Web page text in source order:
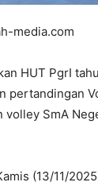
media.com
HUT PgrI
pertandingan
volley SmA
(13/11/